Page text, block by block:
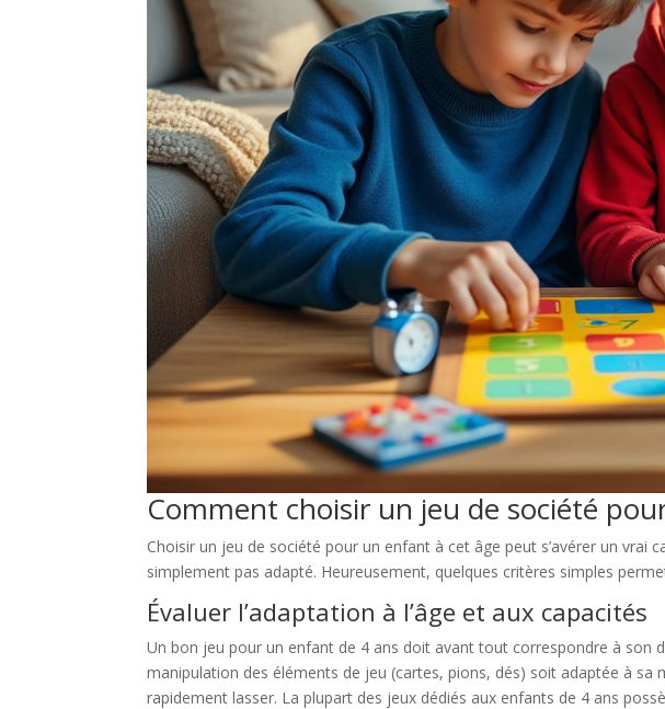
Comment choisir un jeu de société
Choisir un jeu de société pour un enfant à cet âge peut s’avérer un
simplement pas adapté. Heureusement, quelques critères simples
Évaluer l’adaptation à l’âge et aux capacités
Un bon jeu pour un enfant de 4 ans doit avant tout correspondre à son
manipulation des éléments de jeu (cartes, pions, dés) soit adaptée à
rapidement lasser. La plupart des jeux dédiés aux enfants de 4 ans